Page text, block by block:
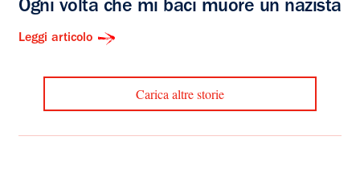
Ogni volta che mi baci muore un nazista
Leggi articolo
Carica altre storie